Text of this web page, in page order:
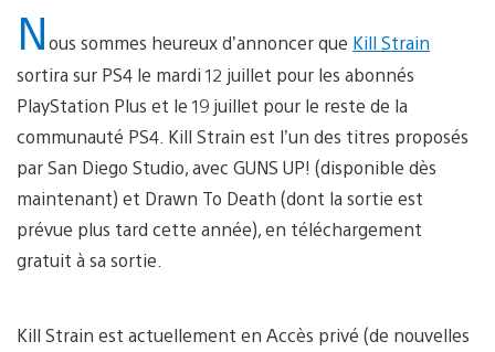
Nous sommes heureux d’annoncer que Kill Strain
sortira sur PS4 le mardi 12 juillet pour les abonnés
PlayStation Plus et le 19 juillet pour le reste de la
communauté PS4. Kill Strain est l’un des titres proposés
par San Diego Studio, avec GUNS UP! (disponible dès
maintenant) et Drawn To Death (dont la sortie est
prévue plus tard cette année), en téléchargement
gratuit à sa sortie.
Kill Strain est actuellement en Accès privé (de nouvelles